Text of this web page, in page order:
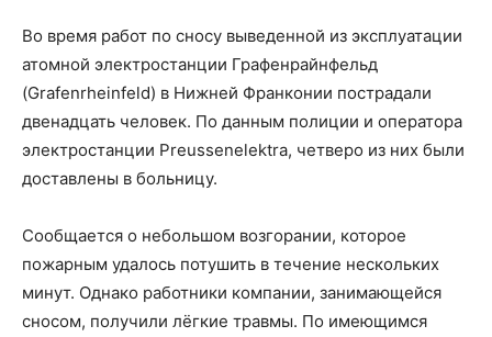
Во время работ по сносу выведенной из эксплуатации
атомной электростанции Графенрайнфельд
(Grafenrheinfeld) в Нижней Франконии пострадали
двенадцать человек. По данным полиции и оператора
электростанции Preussenelektra, четверо из них были
доставлены в больницу.
Сообщается о небольшом возгорании, которое
пожарным удалось потушить в течение нескольких
минут. Однако работники компании, занимающейся
сносом, получили лёгкие травмы. По имеющимся